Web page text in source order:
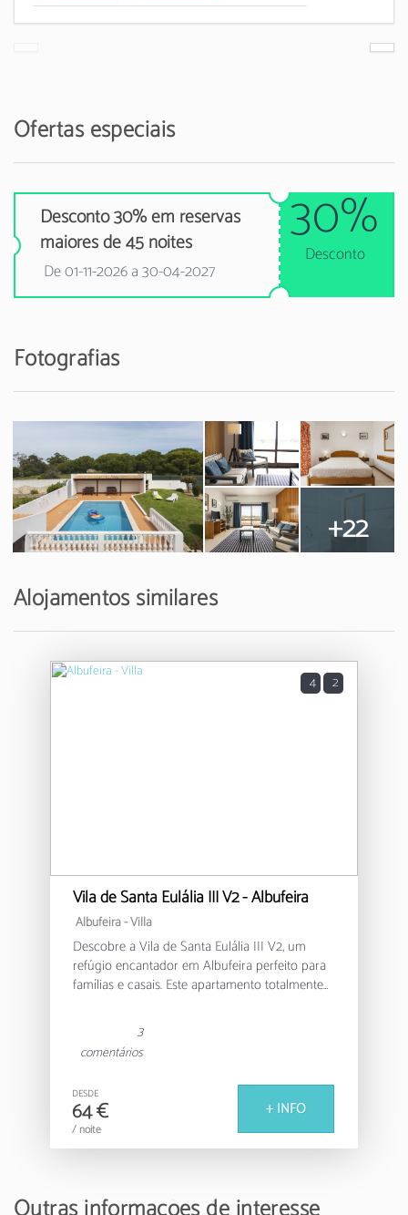
Ofertas especiais
Desconto 30% em reservas
maiores de 45 noites
De 01-11-2026 a 30-04-2027
30%
Desconto
Fotografias
+22
Alojamentos similares
4 2
Vila de Santa Eulália III V2 - Albufeira
Albufeira -Villa
Descobre a Vila de Santa Eulália III V2, um
refúgio encantador em Albufeira perfeito para
famílias e casais. Este apartamento totalmente
100m² de espaço confortável e capacidade
para 4 pessoas.
O apartamento conta com dois quartos bem
organizados: um quarto com cama de casal e
outro com duas camas individuais, garantindo
um descanso tranquilo para todos os
relaxamento após um dia de exploração.
3
comentários
DESDE
64 €
/ noite
+ INFO